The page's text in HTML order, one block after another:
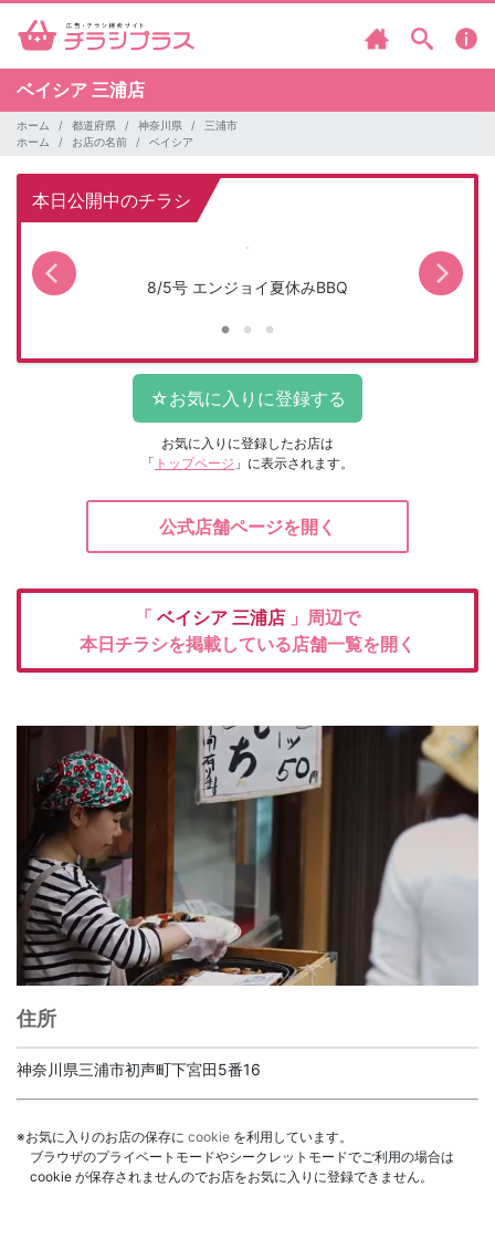
ベイシア 三浦店
ホーム 都道府県 神奈川県
三浦市
ホーム
お店の名前 ベイシア
本日公開中のチラシ
8/5号 エンジョイ夏休みBBQ
お気に入りに登録したお店は
「 トップページ 」に表示されます。
公式店舗ページを開く
「 ベイシア 三浦店 」周辺で
本日チラシを掲載している店舗一覧を開く
住所
神奈川県三浦市初声町下宮田5番16
※お気に入りのお店の保存に cookie を利用しています。
ブラウザのプライベートモードやシークレットモードでご利用の場合は
cookie が保存されませんのでお店をお気に入りに登録できません。